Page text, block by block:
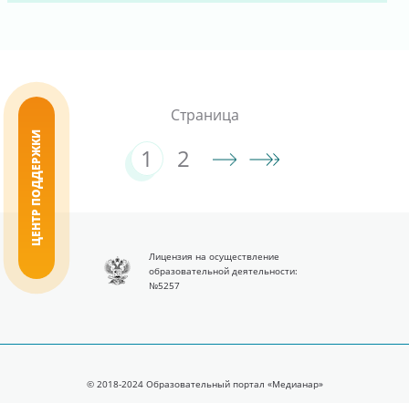
Страница
1 2
Лицензия на осуществление
образовательной деятельности:
№5257
© 2018-2024 Образовательный портал «Медианар»
ЦЕНТР ПОДДЕРЖКИ